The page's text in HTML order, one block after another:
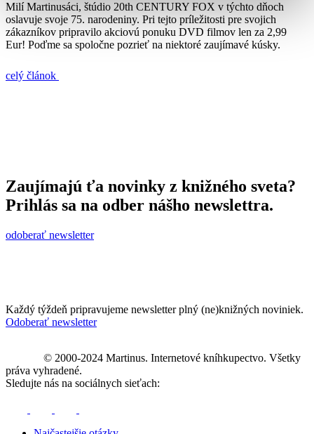
Milí Martinusáci, štúdio 20th CENTURY FOX v týchto dňoch
oslavuje svoje 75. narodeniny. Pri tejto príležitosti pre svojich
zákazníkov pripravilo akciovú ponuku DVD filmov len za 2,99
Eur! Poďme sa spoločne pozrieť na niektoré zaujímavé kúsky.
celý článok
Zaujímajú ťa novinky z knižného sveta?
Prihlás sa na odber nášho newslettra.
odoberať newsletter
Každý týždeň pripravujeme newsletter plný (ne)knižných noviniek.
Odoberať newsletter
© 2000-2024 Martinus. Internetové kníhkupectvo. Všetky
práva vyhradené.
Sledujte nás na sociálnych sieťach: